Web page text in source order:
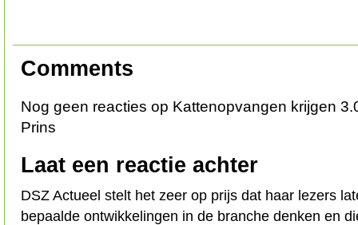
Comments
Nog geen reacties op Kattenopvangen krijgen
Prins
Laat een reactie achter
DSZ Actueel stelt het zeer op prijs dat haar lezers
bepaalde ontwikkelingen in de branche denken en